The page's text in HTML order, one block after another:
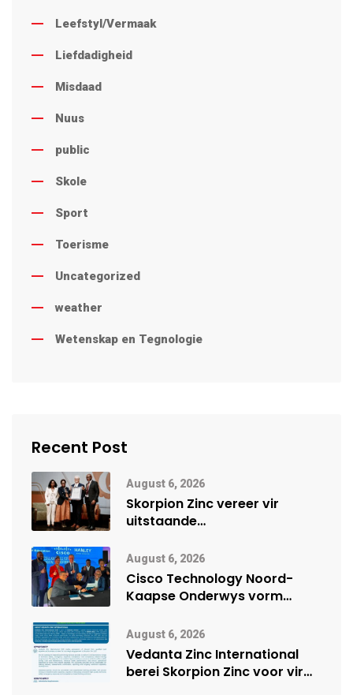
Leefstyl/Vermaak
Liefdadigheid
Misdaad
Nuus
public
Skole
Sport
Toerisme
Uncategorized
weather
Wetenskap en Tegnologie
Recent Post
August 6, 2026
Skorpion Zinc vereer vir
uitstaande
Namibië Mynbou Ekspo
August 6, 2026
Cisco Technology Noord-
Kaapse Onderwys vorm
vennootskap
August 6, 2026
Vedanta Zinc International
berei Skorpion Zinc voor vir